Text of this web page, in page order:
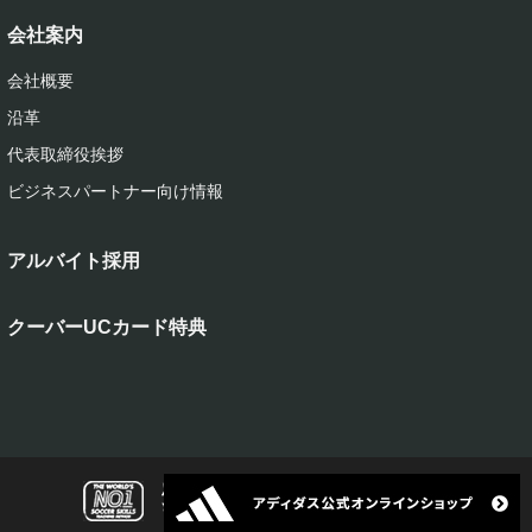
会社案内
会社概要
沿革
代表取締役挨拶
ビジネスパートナー向け情報
アルバイト採用
クーバーUCカード特典